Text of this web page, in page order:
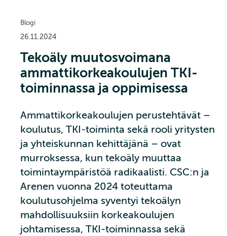
Blogi
26.11.2024
Tekoäly muutosvoimana
ammattikorkeakoulujen TKI-
toiminnassa ja oppimisessa
Ammattikorkeakoulujen perustehtävät –
koulutus, TKI-toiminta sekä rooli yritysten
ja yhteiskunnan kehittäjänä – ovat
murroksessa, kun tekoäly muuttaa
toimintaympäristöä radikaalisti. CSC:n ja
Arenen vuonna 2024 toteuttama
koulutusohjelma syventyi tekoälyn
mahdollisuuksiin korkeakoulujen
johtamisessa, TKI-toiminnassa sekä